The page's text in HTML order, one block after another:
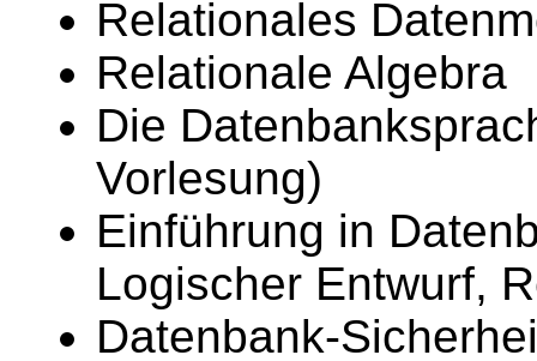
Relationales
Relationale Algebra
Die
Vorlesung)
Einführung in
Logischer Entwurf,
Datenbank-